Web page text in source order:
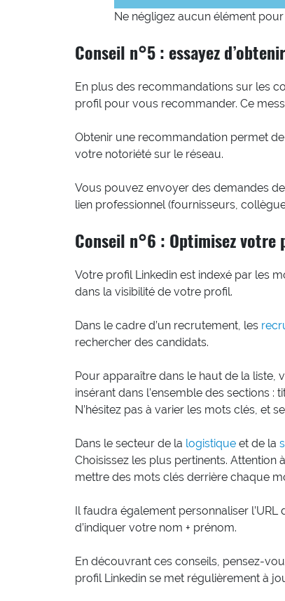
Ne négligez aucun élément
Conseil n°5 : essayez
En plus des recommandations sur les
profil pour vous recommander. Ce
Obtenir une recommandation permet
votre notoriété sur le réseau.
Vous pouvez envoyer des demandes
lien professionnel (fournisseurs,
Conseil n°6 : Optimisez
Votre profil Linkedin est indexé par les
dans la visibilité de votre profil.
Dans le cadre d’un recrutement, les
rechercher des candidats.
Pour apparaître dans le haut de la
insérant dans l’ensemble des sections
N’hésitez pas à varier les mots clés, et
Dans le secteur de la logistique et de la
Choisissez les plus pertinents.
mettre des mots clés derrière chaque
Il faudra également personnaliser
d’indiquer votre nom + prénom.
En découvrant ces conseils, pensez-
profil Linkedin se met régulièrement à